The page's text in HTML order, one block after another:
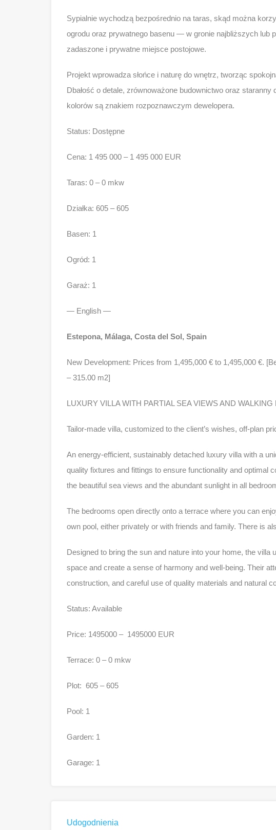
Sypialnie wychodzą bezpośrednio na taras, skąd można
ogrodu oraz prywatnego basenu — w gronie najbliższych lub
zadaszone i prywatne miejsce postojowe.
Projekt wprowadza słońce i naturę do wnętrz, tworząc
Dbałość o detale, zrównoważone budownictwo oraz
kolorów są znakiem rozpoznawczym dewelopera.
Status: Dostępne
Cena: 1 495 000 – 1 495 000 EUR
Taras: 0 – 0 mkw
Działka: 605 – 605
Basen: 1
Ogród: 1
Garaż: 1
— English —
Estepona, Málaga, Costa del Sol, Spain
New Development: Prices from 1,495,000 € to 1,495,000 €.
– 315.00 m2]
LUXURY VILLA WITH PARTIAL SEA VIEWS AND
Tailor-made villa, customized to the client’s wishes, off-plan
An energy-efficient, sustainably detached luxury villa with a
quality fixtures and fittings to ensure functionality and optimal
the beautiful sea views and the abundant sunlight in all
The bedrooms open directly onto a terrace where you can
own pool, either privately or with friends and family. There is
Designed to bring the sun and nature into your home, the
space and create a sense of harmony and well-being. Their
construction, and careful use of quality materials and natural
Status: Available
Price: 1495000 – 1495000 EUR
Terrace: 0 – 0 mkw
Plot: 605 – 605
Pool: 1
Garden: 1
Garage: 1
Udogodnienia